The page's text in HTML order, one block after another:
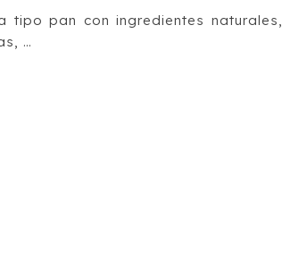
pan con ingredientes naturales,
…